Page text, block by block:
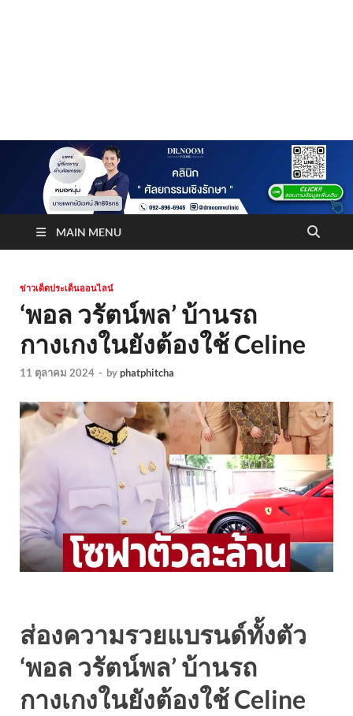
Truststoreonline
MAIN MENU
ข่าวเด็ดประเด็นออนไลน์
‘พอล วรัตน์พล’ บ้านรถ
กางเกงในยังต้องใช้ Celine
11 ตุลาคม 2024 - byphatphitcha
ส่องความรวยแบรนด์ทั้งตัว
‘พอล วรัตน์พล’ บ้านรถ
กางเกงในยังต้องใช้ Celine